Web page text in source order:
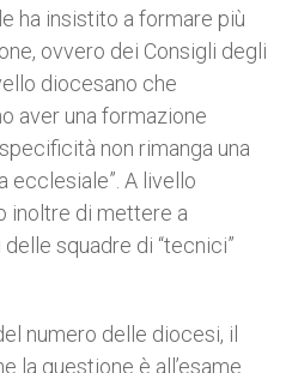
ha insistito a formare più
ovvero dei Consigli degli
diocesano che
aver una formazione
non rimanga una
ecclesiale”. A livello
inoltre di mettere a
squadre di “tecnici”
numero delle diocesi, il
la questione è all’esame